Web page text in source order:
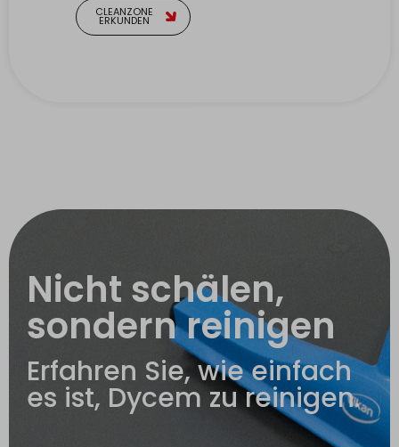
CLEANZONE
ERKUNDEN
Nicht schälen,
sondern reinigen
Erfahren Sie, wie einfach
es ist, Dycem zu reinigen.